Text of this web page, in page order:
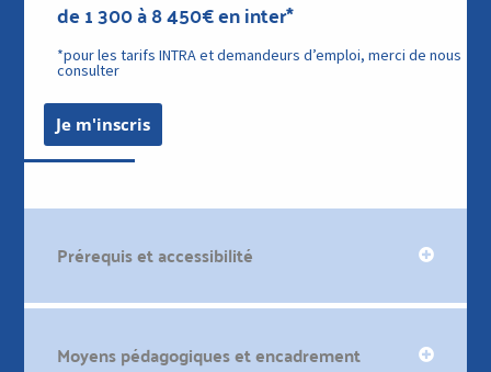
de 1 300 à 8 450€ en inter*
*pour les tarifs INTRA et demandeurs d’emploi, merci de nous
consulter
Je m'inscris
Prérequis et accessibilité
Moyens pédagogiques et encadrement